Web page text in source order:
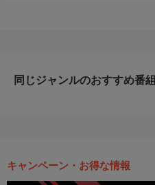
同じジャンルのおすすめ番組
キャンペーン・お得な情報